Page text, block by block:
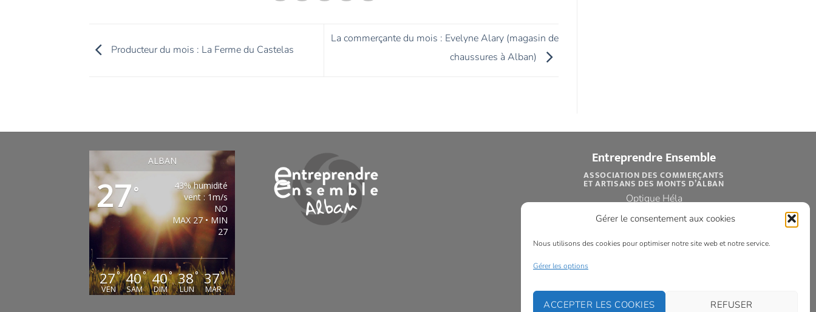
Gérer le consentement aux cookies
Nous utilisons des cookies pour optimiser notre site web et notre service.
Gérer les options
ACCEPTER LES COOKIES REFUSER
Producteur du mois : La Ferme du Castelas
La commerçante du mois : Evelyne Alary (magasin de
chaussures à Alban)
ALBAN
27°
43% humidité
vent : 1m/s
NO
MAX 27 • MIN
27
27°
VEN
40°
SAM
40°
DIM
38°
LUN
37°
MAR
Entreprendre Ensemble
ASSOCIATION DES COMMERÇANTS
ET ARTISANS DES MONTS D’ALBAN
Optique Héla
33 avenue d’Albi
81250 ALBAN
Tél : 05 63 47 75 79
entreprendreensemble81@gmail.com